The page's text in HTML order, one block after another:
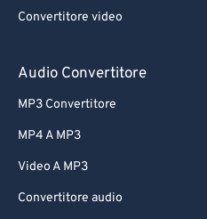
Convertitore video
Audio Convertitore
MP3 Convertitore
MP4 A MP3
Video A MP3
Convertitore audio